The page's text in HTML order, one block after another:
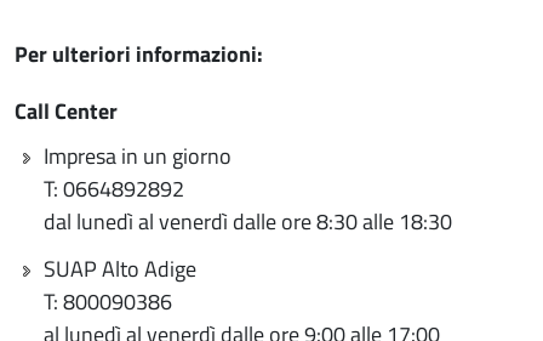
Per ulteriori informazioni:
Call Center
Impresa in un giorno
T: 0664892892
dal lunedì al venerdì dalle ore 8:30 alle 18:30
SUAP Alto Adige
T: 800090386
al lunedì al venerdì dalle ore 9:00 alle 17:00